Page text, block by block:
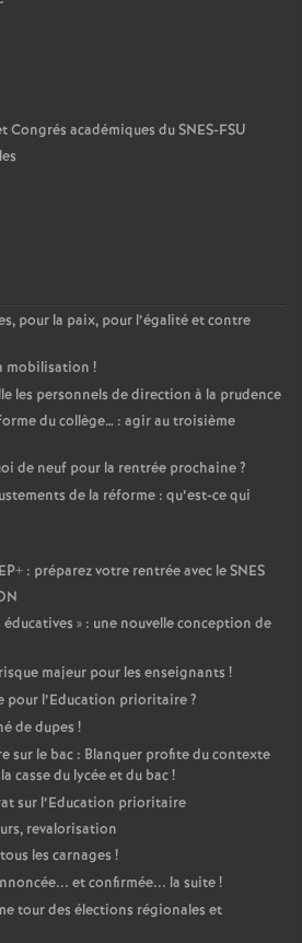
Congrés académiques du SNES-FSU
pour la paix, pour l’égalité et contre
mobilisation !
les personnels de direction à la prudence
du collège… : agir au troisième
de neuf pour la rentrée prochaine?
de la réforme : qu’est-ce qui
: préparez votre rentrée avec le SNES
» : une nouvelle conception de
majeur pour les enseignants !
pour l’Education prioritaire?
de dupes !
sur le bac : Blanquer profite du contexte
casse du lycée et du bac!
sur l’Education prioritaire
revalorisation
les carnages !
et confirmée... la suite!
tour des élections régionales et